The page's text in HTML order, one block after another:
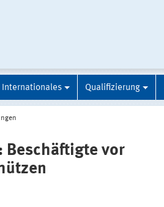
Internationales Qualifizierung
Beschäftigte vor